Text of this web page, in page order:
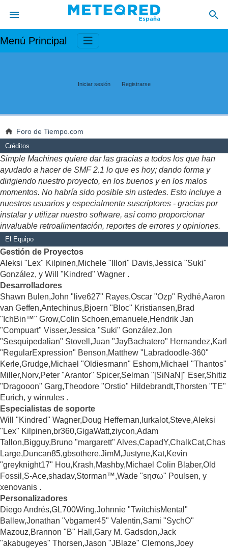
Menú Principal
Iniciar sesión Registrarse
Foro de Tiempo.com
Créditos
Simple Machines quiere dar las gracias a todos los que han
ayudado a hacer de SMF 2.1 lo que es hoy; dando forma y
dirigiendo nuestro proyecto, en los buenos y en los malos
momentos. No habría sido posible sin ustedes. Esto incluye a
nuestros usuarios y especialmente suscriptores - gracias por
instalar y utilizar nuestro software, así como proporcionar
invaluable retroalimentación, reportes de errores y opiniones.
El Equipo
Gestión de Proyectos
Aleksi "Lex" Kilpinen,Michele "Illori" Davis,Jessica "Suki"
González, y Will "Kindred" Wagner .
Desarrolladores
Shawn Bulen,John "live627" Rayes,Oscar "Ozp" Rydhé,Aaron
van Geffen,Antechinus,Bjoern "Bloc" Kristiansen,Brad
"IchBin™" Grow,Colin Schoen,emanuele,Hendrik Jan
"Compuart" Visser,Jessica "Suki" González,Jon
"Sesquipedalian" Stovell,Juan "JayBachatero" Hernandez,Karl
"RegularExpression" Benson,Matthew "Labradoodle-360"
Kerle,Grudge,Michael "Oldiesmann" Eshom,Michael "Thantos"
Miller,Norv,Peter "Arantor" Spicer,Selman "[SiNaN]" Eser,Shitiz
"Dragooon" Garg,Theodore "Orstio" Hildebrandt,Thorsten "TE"
Eurich, y winrules .
Especialistas de soporte
Will "Kindred" Wagner,Doug Heffernan,lurkalot,Steve,Aleksi
"Lex" Kilpinen,br360,GigaWatt,ziycon,Adam
Tallon,Bigguy,Bruno "margarett" Alves,CapadY,ChalkCat,Chas
Large,Duncan85,gbsothere,JimM,Justyne,Kat,Kevin
"greyknight17" Hou,Krash,Mashby,Michael Colin Blaber,Old
Fossil,S-Ace,shadav,Storman™,Wade "sησω" Poulsen, y
xenovanis .
Personalizadores
Diego Andrés,GL700Wing,Johnnie "TwitchisMental"
Ballew,Jonathan "vbgamer45" Valentin,Sami "SychO"
Mazouz,Brannon "B" Hall,Gary M. Gadsdon,Jack
"akabugeyes" Thorsen,Jason "JBlaze" Clemons,Joey